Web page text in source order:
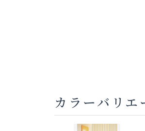
カラーバリエ